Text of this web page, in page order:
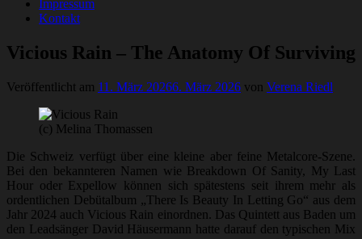
Impressum
Kontakt
Vicious Rain – The Anatomy Of Surviving
Veröffentlicht am 11. März 20266. März 2026 von Verena Riedl
(c) Melina Thomassen
Die Schweiz verfügt über eine kleine aber feine Metalcore-Szene.
Bei den bekannteren Namen wie Breakdown Of Sanity, My Last
Hour oder Expellow können sich spätestens seit ihrem mehr als
ordentlichen Debütalbum „There Is Beauty In Letting Go“ aus dem
Jahr 2024 auch Vicious Rain einordnen. Das Quintett aus Baden um
den Leadsänger David Häusermann hatte darauf den typischen Mix